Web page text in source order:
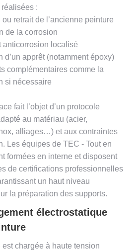
:
retrait de l’ancienne peinture
de la corrosion
anticorrosion localisé
d’un apprêt (notamment époxy)
complémentaires comme la
si nécessaire
fait l’objet d’un protocole
au matériau (acier,
alliages…) et aux contraintes
Les équipes de TEC - Tout en
formées en interne et disposent
de certifications professionnelles
un haut niveau
la préparation des supports.
électrostatique
est chargée à haute tension